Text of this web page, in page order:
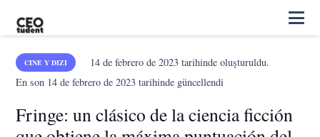
CINE Y DIZI 14 de febrero de 2023tarihinde oluşturuldu.
En son 14 de febrero de 2023 tarihinde güncellendi
Fringe: un clásico de la ciencia ficción